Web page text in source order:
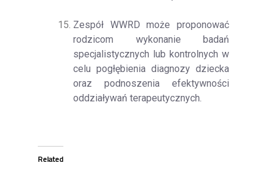
Zespół WWRD może proponować
rodzicom wykonanie badań
specjalistycznych lub kontrolnych w
celu pogłębienia diagnozy dziecka
oraz podnoszenia efektywności
oddziaływań terapeutycznych.
Related